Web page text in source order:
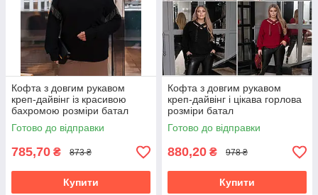
Кофта з довгим рукавом
креп-дайвінг із красивою
бахромою розміри батал
Готово до відправки
785,70 ₴ 873 ₴
Купити
Кофта з довгим рукавом
креп-дайвінг і цікава горлова
розміри батал
Готово до відправки
880,20 ₴ 978 ₴
Купити